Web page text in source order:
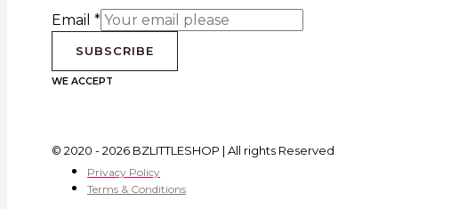
Email *
SUBSCRIBE
WE ACCEPT
© 2020 - 2026 BZLITTLESHOP | All rights Reserved
Privacy Policy
Terms & Conditions